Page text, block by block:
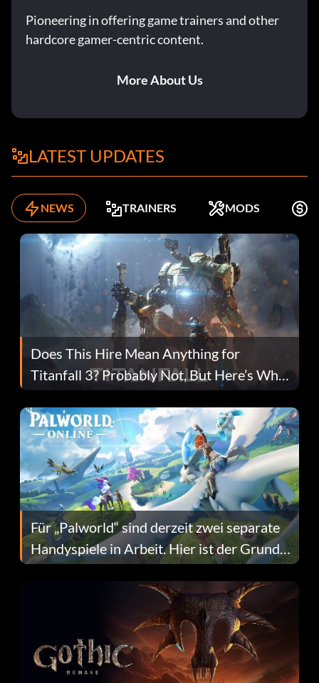
Pioneering in offering game trainers and other
hardcore gamer-centric content.
More About Us
LATEST UPDATES
NEWS TRAINERS MODS
Does This Hire Mean Anything for
Titanfall 3? Probably Not, But Here’s Why
Fans Are Hopeful
Für „Palworld“ sind derzeit zwei separate
Handyspiele in Arbeit. Hier ist der Grund
dafür.